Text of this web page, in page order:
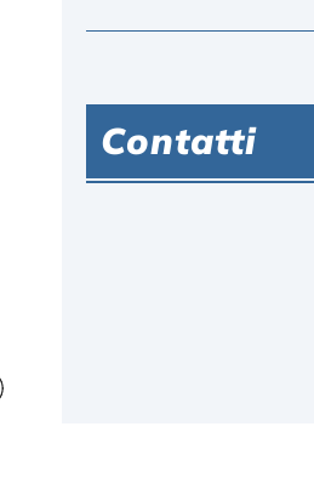
Contatti